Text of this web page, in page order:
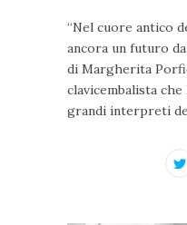
“Nel cuore antico
ancora un futuro
di Margherita
clavicembalista
grandi interpreti